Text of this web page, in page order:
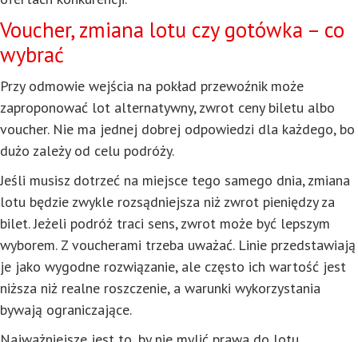
Voucher, zmiana lotu czy gotówka – co
wybrać
Przy odmowie wejścia na pokład przewoźnik może
zaproponować lot alternatywny, zwrot ceny biletu albo
voucher. Nie ma jednej dobrej odpowiedzi dla każdego, bo
dużo zależy od celu podróży.
Jeśli musisz dotrzeć na miejsce tego samego dnia, zmiana
lotu będzie zwykle rozsądniejsza niż zwrot pieniędzy za
bilet. Jeżeli podróż traci sens, zwrot może być lepszym
wyborem. Z voucherami trzeba uważać. Linie przedstawiają
je jako wygodne rozwiązanie, ale często ich wartość jest
niższa niż realne roszczenie, a warunki wykorzystania
bywają ograniczające.